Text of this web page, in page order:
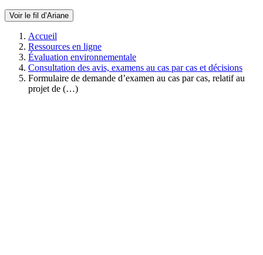
Voir le fil d’Ariane
Accueil
Ressources en ligne
Évaluation environnementale
Consultation des avis, examens au cas par cas et décisions
Formulaire de demande d’examen au cas par cas, relatif au
projet de (…)